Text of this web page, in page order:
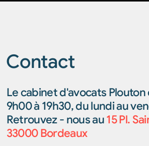
Le cabinet d'avocats
9h00 à 19h30, du lundi au
Retrouvez - nous au15 Pl.
33000 Bordeaux
Contact